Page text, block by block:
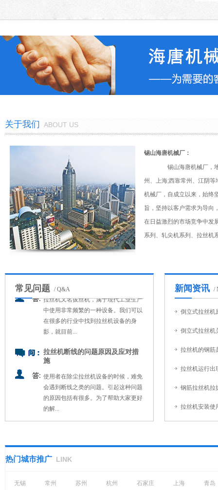
关于我们 ABOUT US
锡山海唐机械厂：
锡山海唐机械厂，
州、上海;西靠常州、江阴
机械厂，自成立以来，始终
旨，坚持以客户需求为导向
在日益激烈的市场竞争中发
系列、轧尖机系列、拉丝机
常见问题 / Q&A
拉丝机工作人员的上岗要求及操
作要求
当我们选定了一款拉丝机设备之后，对
于工作人员也有一定的要求。通常情况
下，该设备的操作人员必须要持有该设
备的操作资格证，无证人...
要求
拉丝机又名拔丝机，属于现代工业生产
中使用非常频繁的一种设备。我们可以
在很多的行业中找到拉丝机设备的身
影，就目前...
施
会遇到断线之类的问题。引起这种问题
的原因包括有很多。为了帮助大家更好
的解...
拉丝机拉丝产品表面质量不合格
拉丝机在拉丝过程中，所拉拔线材的表
面有时候会出现不合格的问题。在实际
新闻资讯 /
倒立式拉丝机
倒立式拉丝机
拉丝机的钢筋
拉丝机运行出
钢筋拉丝机拉
拉丝机安装使
热门城市推广 LINK
无锡 常州 苏州 杭州 石家庄 上海 青岛